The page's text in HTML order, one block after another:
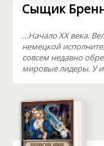
Сыщик
…Начало XX века.
немецкой
совсем недавно
мировые лидеры. У